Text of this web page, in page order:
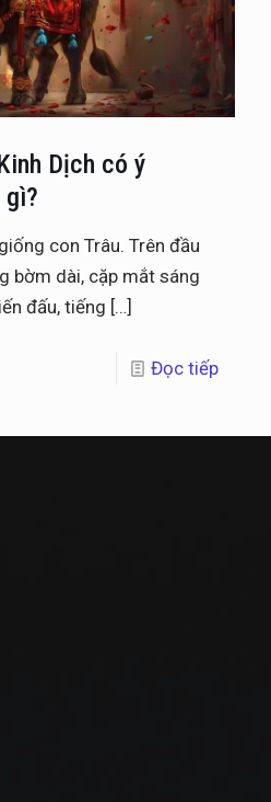
Dịch có ý
gì?
con Trâu. Trên đầu
bờm dài, cặp mắt sáng
đấu, tiếng […]
Đọc tiếp